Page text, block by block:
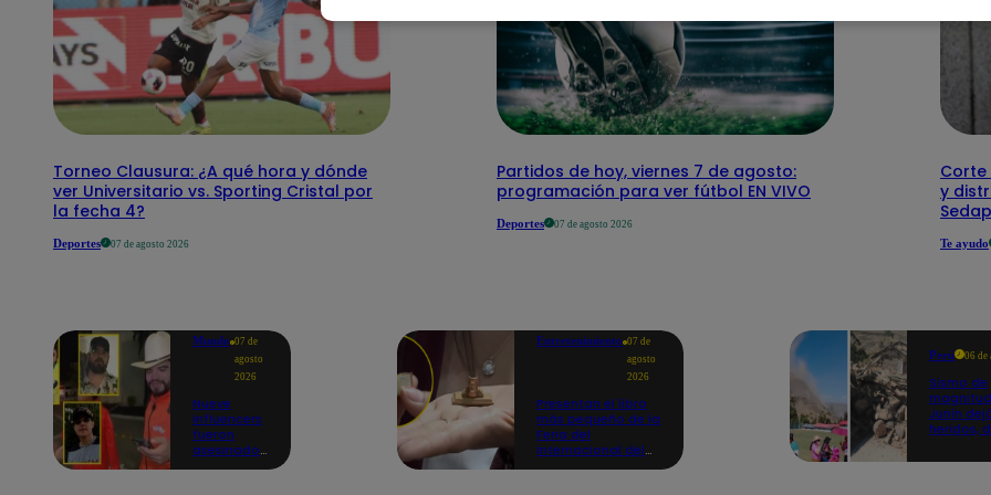
Torneo Clausura: ¿A qué hora y dónde
ver Universitario vs. Sporting Cristal por
la fecha 4?
Deportes 07 de agosto 2026
Partidos de hoy, viernes 7 de agosto:
programación para ver fútbol EN VIVO
Deportes 07 de agosto 2026
Corte
y
Te ayudo
Mundo 07 de
agosto
2026
Nueve
influencers
fueron
asesinados
Entretenimiento 07 de
agosto
2026
Presentan el libro
más pequeño de la
Feria del
Internacional del
Perú 06 de
Sismo de
Junín
heridos,
propició